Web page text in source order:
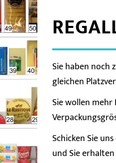
Sie haben noch
gleichen
Sie wollen
Schicken Sie
und Sie